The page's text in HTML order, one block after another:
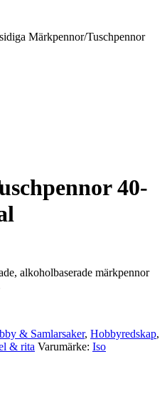
Märkpennor/Tuschpennor
40-
alkoholbaserade märkpennor
& Samlarsaker, Hobbyredskap,
& rita Varumärke: Iso